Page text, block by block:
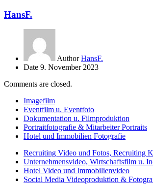
HansF.
Author HansF.
Date 9. November 2023
Comments are closed.
Imagefilm
Eventfilm u. Eventfoto
Dokumentation u. Filmproduktion
Portraitfotografie & Mitarbeiter Portraits
Hotel und Immobilien Fotografie
Recruiting Video und Fotos, Recruiting
Unternehmensvideo, Wirtschaftsfilm u.
Hotel Video und Immobilienvideo
Social Media Videoproduktion &